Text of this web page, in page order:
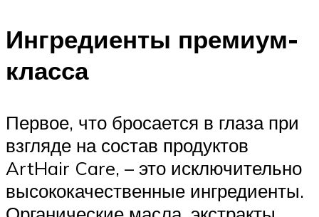
Ингредиенты премиум-
класса
Первое, что бросается в глаза при
взгляде на состав продуктов
ArtHair Care, – это исключительно
высококачественные ингредиенты.